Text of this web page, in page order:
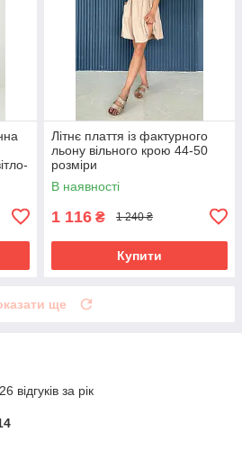
Літнє плаття із фактурного
льону вільного крою 44-50
розміри
В наявності
1 116 ₴ 1 240 ₴
Купити
ще
відгуків за рік